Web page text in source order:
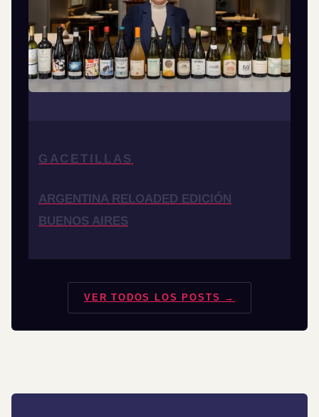
GACETILLAS
ARGENTINA RELOADED EDICIÓN
BUENOS AIRES
VER TODOS LOS POSTS →